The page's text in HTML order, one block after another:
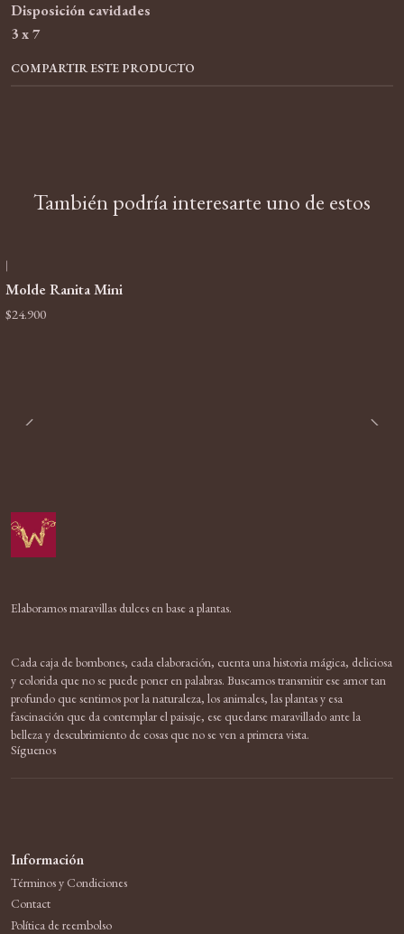
Disposición cavidades
3 x 7
COMPARTIR ESTE PRODUCTO
También podría interesarte uno de estos
|
Molde Ranita Mini
$24.900
Elaboramos maravillas dulces en base a plantas.
Cada caja de bombones, cada elaboración, cuenta una historia mágica, deliciosa
y colorida que no se puede poner en palabras. Buscamos transmitir ese amor tan
profundo que sentimos por la naturaleza, los animales, las plantas y esa
fascinación que da contemplar el paisaje, ese quedarse maravillado ante la
belleza y descubrimiento de cosas que no se ven a primera vista.
Síguenos
Información
Términos y Condiciones
Contact
Política de reembolso